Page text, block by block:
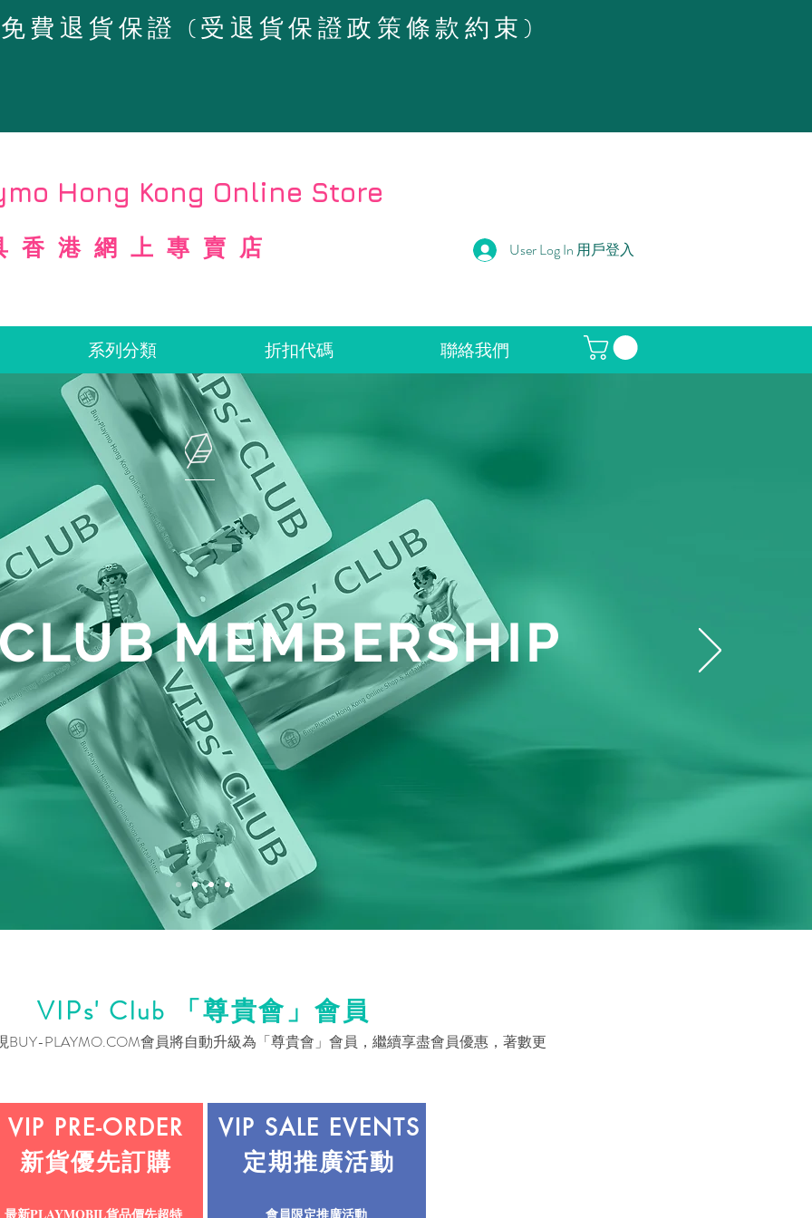
費退貨保證 (受退貨保證政策條款約束)
Hong Kong Online Store
香港網上專賣店 User Log In 用戶登入
系列分類 折扣代碼 聯絡我們
VIPs' Club 「尊貴會」會員
BUY-PLAYMO.COM會員將自動升級為「尊貴會」會員，繼續享盡會員優惠，著數更
VIP PRE-ORDER
新貨優先訂購
最新PLAYMOBIL貨品價先超特
VIP SALE EVENTS
定期推廣活動
會員限定推廣活動
MEMBERSHIP